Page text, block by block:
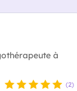
à
(2)